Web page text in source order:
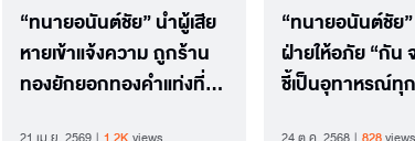
“ทนายอนันต์ชัย” นำผู้เสีย
หายเข้าแจ้งความ ถูกร้าน
ทองยักยอกทองคำแท่งที่
“ทนายอนันต์ชัย
ฝ่ายให้อภัย “กัน
ชี้เป็นอุทาหรณ์ทุ